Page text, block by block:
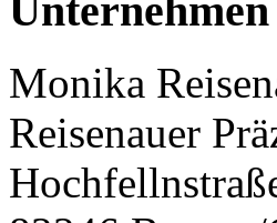
Unternehmen
Monika
Reisenauer